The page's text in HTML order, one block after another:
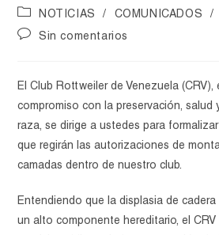
NOTICIAS
/ COMUNICADOS /
Sin comentarios
El Club Rottweiler de Venezuela (CRV),
compromiso con la preservación, salud
raza, se dirige a ustedes para
que regirán las autorizaciones de
camadas dentro de nuestro club.
Entendiendo que la displasia de
un alto componente hereditario, el